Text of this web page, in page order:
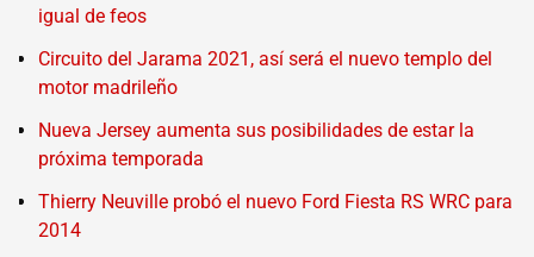
igual de feos
Circuito del Jarama 2021, así será el nuevo templo del
motor madrileño
Nueva Jersey aumenta sus posibilidades de estar la
próxima temporada
Thierry Neuville probó el nuevo Ford Fiesta RS WRC para
2014